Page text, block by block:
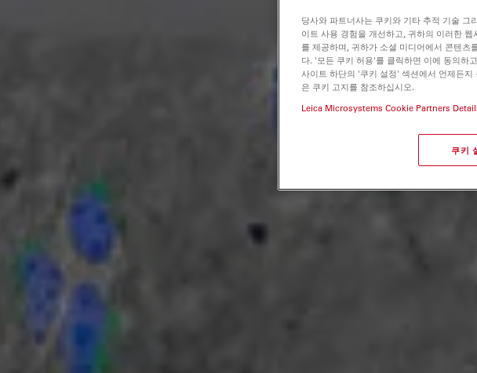
당사와 파트너사는 쿠키와 기타 추적 기술
이트 사용 경험을 개선하고, 귀하의 이러한
를 제공하며, 귀하가 소셜 미디어에서 콘텐츠
다. '모든 쿠키 허용'를 클릭하면 이에 동의하
사이트 하단의 '쿠키 설정' 섹션에서 언제든
은 쿠키 고지를 참조하십시오.
Leica Microsystems Cookie Partners
쿠키